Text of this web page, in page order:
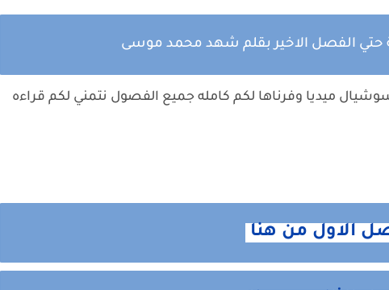
حتي الفصل الاخير بقلم شهد محمد موسى
ميديا وفرناها لكم كامله جميع الفصول نتمني لكم قراءه
الاول من هنا